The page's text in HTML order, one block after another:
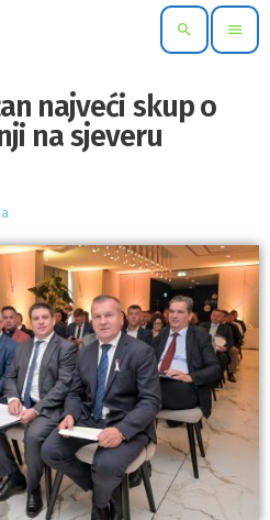
search menu
najveći skup o
na sjeveru